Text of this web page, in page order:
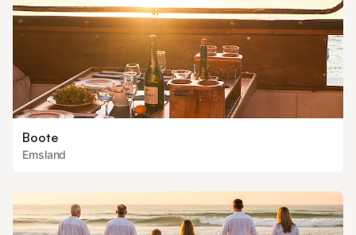
Boote
Emsland